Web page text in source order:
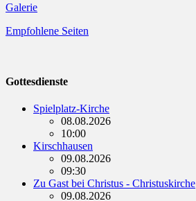
Galerie
Empfohlene Seiten
Gottesdienste
Spielplatz-Kirche
08.08.2026
10:00
Kirschhausen
09.08.2026
09:30
Zu Gast bei Christus - Christuskirche
09.08.2026